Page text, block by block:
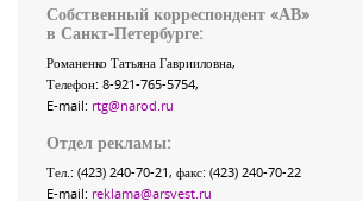
Собственный корреспондент «АВ»
в Санкт-Петербурге:
Романенко Татьяна Гаврииловна,
Телефон: 8-921-765-5754,
E-mail: rtg@narod.ru
Отдел рекламы:
Тел.: (423) 240-70-21, факс: (423) 240-70-22
E-mail: reklama@arsvest.ru